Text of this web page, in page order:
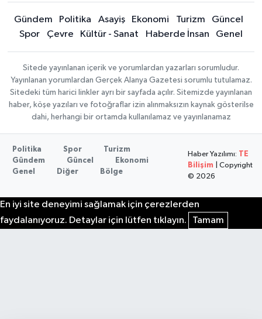
Gündem Politika Asayiş Ekonomi Turizm
Güncel
Spor
Çevre Kültür - Sanat Haberde İnsan Genel
Sitede yayınlanan içerik ve yorumlardan yazarları sorumludur.
Yayınlanan yorumlardan Gerçek Alanya Gazetesi sorumlu tutulamaz.
Sitedeki tüm harici linkler ayrı bir sayfada açılır. Sitemizde yayınlanan
haber, köşe yazıları ve fotoğraflar izin alınmaksızın kaynak gösterilse
dahi, herhangi bir ortamda kullanılamaz ve yayınlanamaz
Politika Spor
Turizm
Gündem
Güncel
Ekonomi
Genel
Diğer Bölge
Haber Yazılımı:
TE
Bilişim | Copyright
© 2026
En iyi site deneyimi sağlamak için çerezlerden
faydalanıyoruz. Detaylar için lütfen tıklayın.
Tamam